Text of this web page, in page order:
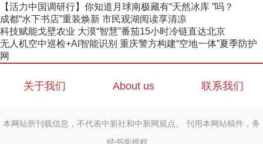
【活力中国调研行】你知道月球南极藏有“天然冰库 ”吗？
成都“水下书店”重装焕新 市民观湖阅读享清凉
科技赋能戈壁农业 大漠“智慧”番茄15小时冷链直达北京
无人机空中巡检+AI智能识别 重庆警方构建“空地一体”夏季防护
网
关于我们 About us 联系我们
本网站所刊载信息，不代表中新社和中新网观点。 刊用本网站稿件，务